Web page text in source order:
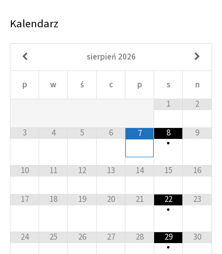
Kalendarz
sierpień 2026
p w ś c p s
n
1
2
3 4 5 6 7
8
•
9
10 11 12 13 14 15 16
17 18 19 20 21
22
•
23
24 25 26 27 28
29
•
30